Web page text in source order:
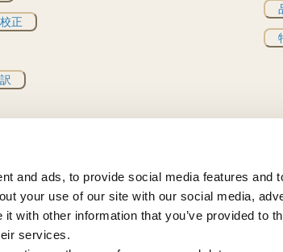
and ads, to provide social media features and
your use of our site with our social media,
with other information that you’ve provided to
services.
正